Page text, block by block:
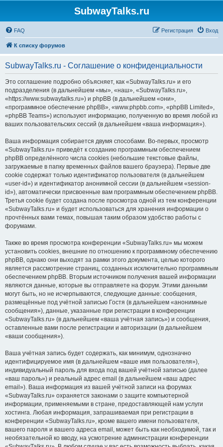
SubwayTalks.ru
FAQ Вход
Регистрация
К списку форумов
SubwayTalks.ru - Соглашение о конфиденциальности
Это соглашение подробно объясняет, как «SubwayTalks.ru» и его
подразделения (в дальнейшем «мы», «наш», «SubwayTalks.ru»,
«https://www.subwaytalks.ru») и phpBB (в дальнейшем «они»,
«программное обеспечение phpBB», «www.phpbb.com», «phpBB Limited»,
«phpBB Teams») используют информацию, полученную во время любой из
ваших пользовательских сессий (в дальнейшем «ваша информация»).
Ваша информация собирается двумя способами. Во-первых, просмотр
«SubwayTalks.ru» приведёт к созданию программным обеспечением
phpBB определённого числа cookies (небольшие текстовые файлы,
загружаемые в папку временных файлов вашего браузера). Первые две
cookie содержат только идентификатор пользователя (в дальнейшем
«user-id») и идентификатор анонимной сессии (в дальнейшем «session-
id»), автоматически присвоенные вам программным обеспечением phpBB.
Третья cookie будет создана после просмотра одной из тем конференции
«SubwayTalks.ru» и будет использоваться для хранения информации о
прочтённых вами темах, повышая таким образом удобство работы с
форумами.
Также во время просмотра конференции «SubwayTalks.ru» мы можем
установить cookies, внешние по отношению к программному обеспечению
phpBB, однако они выходят за рамки этого документа, целью которого
является рассмотрение страниц, созданных исключительно программным
обеспечением phpBB. Вторым источником получения вашей информации
являются данные, которые вы отправляете на форум. Этими данными
могут быть, но не исчерпываются, следующие данные: сообщения,
размещённые под учётной записью Гостя (в дальнейшем «анонимные
сообщения»), данные, указанные при регистрации в конференции
«SubwayTalks.ru» (в дальнейшем «ваша учётная запись») и сообщения,
оставленные вами после регистрации и авторизации (в дальнейшем
«ваши сообщения»).
Ваша учётная запись будет содержать, как минимум, однозначно
идентифицируемое имя (в дальнейшем «ваше имя пользователя»),
индивидуальный пароль для входа под вашей учётной записью (далее
«ваш пароль») и реальный адрес email (в дальнейшем «ваш адрес
email»). Ваша информация из вашей учётной записи на форумах
«SubwayTalks.ru» охраняется законами о защите компьютерной
информации, применяемыми в стране, предоставляющей нам услуги
хостинга. Любая информация, запрашиваемая при регистрации в
конференции «SubwayTalks.ru», кроме вашего имени пользователя,
вашего пароля и вашего адреса email, может быть как необходимой, так и
необязательной ко вводу, на усмотрение администрации конференции